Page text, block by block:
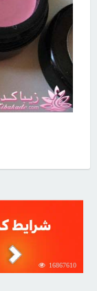
16867610